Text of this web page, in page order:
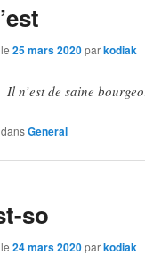
25 mars 2020parkodiak
Il n’est de saine
General
so
24 mars 2020parkodiak